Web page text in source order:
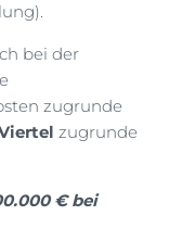
bei der
zugrunde
zugrunde
€ bei